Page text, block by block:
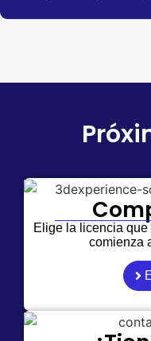
Elige la licencia
comienza